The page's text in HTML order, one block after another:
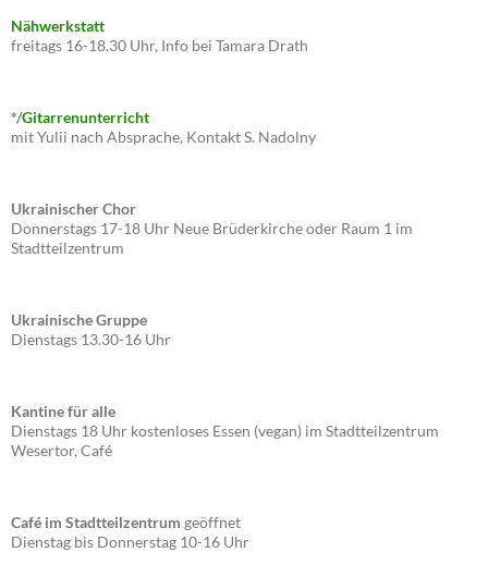
Nähwerkstatt
freitags 16-18.30 Uhr, Info bei Tamara Drath
*/Gitarrenunterricht
mit Yulii nach Absprache, Kontakt S. Nadolny
Ukrainischer Chor
Donnerstags 17-18 Uhr Neue Brüderkirche oder Raum 1 im
Stadtteilzentrum
Ukrainische Gruppe
Dienstags 13.30-16 Uhr
Kantine für alle
Dienstags 18 Uhr kostenloses Essen (vegan) im Stadtteilzentrum
Wesertor, Café
Café im Stadtteilzentrum geöffnet
Dienstag bis Donnerstag 10-16 Uhr